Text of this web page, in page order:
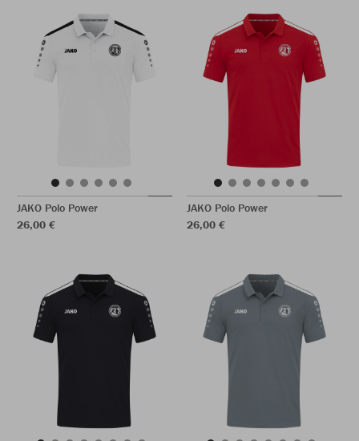
JAKO Polo Power
26,00 €
JAKO Polo Power
26,00 €